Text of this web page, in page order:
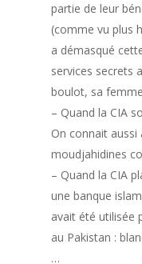
partie de leur
(comme vu plus
a démasqué
services secrets
boulot, sa
– Quand la CIA
On connait aussi
moudjahidines
– Quand la CIA
une banque
avait été utilisée
au Pakistan :
…